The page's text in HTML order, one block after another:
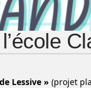
Lessive » (projet